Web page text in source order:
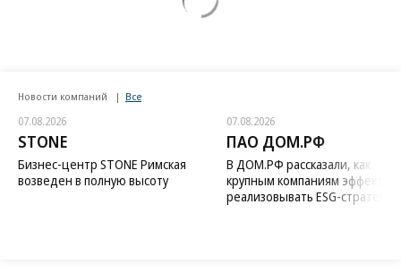
Новости компаний Все
07.08.2026
STONE
Бизнес-центр STONE Римская
возведен в полную высоту
07.08.2026
ПАО ДОМ.РФ
В ДОМ.РФ рассказали, как
крупным компаниям
реализовывать ESG-стратегию